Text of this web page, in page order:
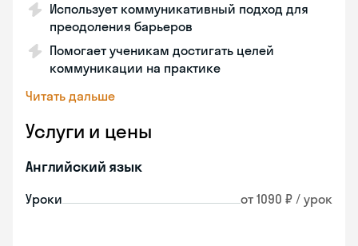
Использует коммуникативный подход для
преодоления барьеров
Помогает ученикам достигать целей
коммуникации на практике
Читать дальше
Услуги и цены
Английский язык
Уроки от 1090 ₽ / урок